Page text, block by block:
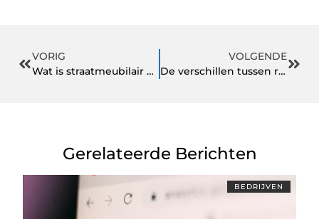
VORIG
Wat is straatmeubilair en wat zijn de nieuwste oplossingen?
VOLGENDE
De verschillen tussen rolfondant, modelleerfondant en marsepein
Gerelateerde Berichten
BEDRIJVEN